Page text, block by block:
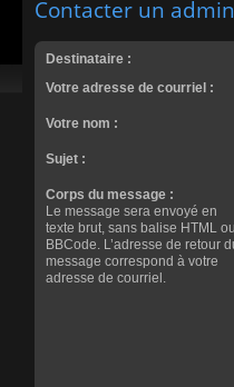
Contacter un
Destinataire :
Votre adresse de courriel :
Votre nom :
Sujet :
Corps du message :
Le message sera envoyé en
texte brut, sans balise HTML ou
BBCode. L’adresse de retour
message correspond à votre
adresse de courriel.